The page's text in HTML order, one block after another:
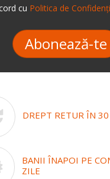
cu Politica de
Abonează-te
DREPT RETUR ÎN
BANII ÎNAPOI PE
ZILE